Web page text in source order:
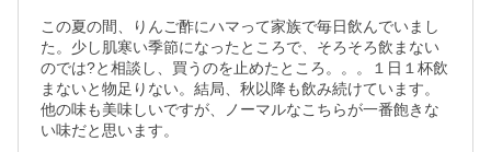
この夏の間、りんご酢にハマって家族で毎日飲んでいまし
た。少し肌寒い季節になったところで、そろそろ飲まない
のでは?と相談し、買うのを止めたところ。。。１日１杯飲
まないと物足りない。結局、秋以降も飲み続けています。
他の味も美味しいですが、ノーマルなこちらが一番飽きな
い味だと思います。